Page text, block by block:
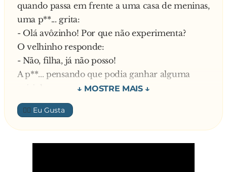
quando passa em frente a uma casa de meninas,
uma p**... grita:
- Olá avôzinho! Por que não experimenta?
O velhinho responde:
- Não, filha, já não posso!
A p**... pensando que podia ganhar alguma
coisinha:
- Ânimo com isso! Venha, vamos tentar
O velhinho entra e funciona como um jovem
de 25 anos 3 vezes e sem descanso.
- Elahhh! – diz espantada a p**... – E ainda diz
👍🏼